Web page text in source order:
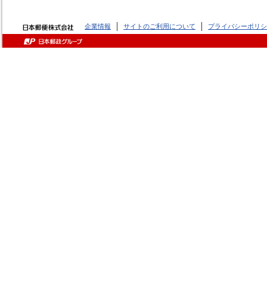
企業情報 サイトのご利用について プライバシーポリ